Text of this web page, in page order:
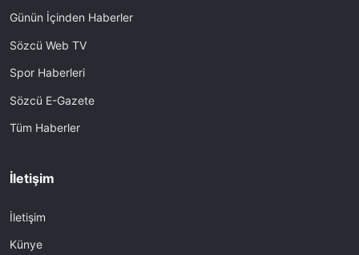
Günün İçinden Haberler
Sözcü Web TV
Spor Haberleri
Sözcü E-Gazete
Tüm Haberler
İletişim
İletişim
Künye